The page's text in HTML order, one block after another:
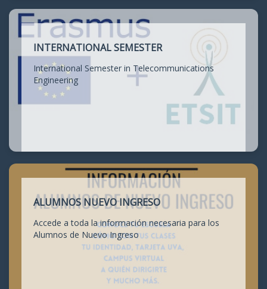
INTERNATIONAL SEMESTER
International Semester in Telecommunications
Engineering
ALUMNOS NUEVO INGRESO
Accede a toda la información necesaria para los
Alumnos de Nuevo Ingreso